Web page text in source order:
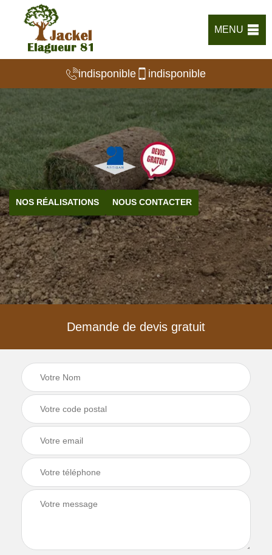
MENU
indisponible indisponible
NOS RÉALISATIONS NOUS CONTACTER
Demande de devis gratuit